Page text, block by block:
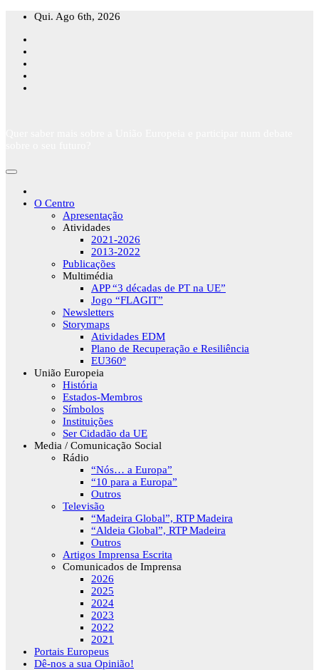
Skip
content
Qui. Ago 6th, 2026
O Centro
Apresentação
Atividades
2021-2026
2013-2022
Publicações
Multimédia
APP “3 décadas de PT na UE”
Jogo “FLAGIT”
Newsletters
Storymaps
Atividades EDM
Plano de Recuperação e Resiliência
EU360º
União Europeia
História
Estados-Membros
Símbolos
Instituições
Ser Cidadão da UE
Media / Comunicação Social
Rádio
“Nós… a Europa”
“10 para a Europa”
Outros
Televisão
“Madeira Global”, RTP Madeira
“Aldeia Global”, RTP Madeira
Outros
Artigos Imprensa Escrita
Comunicados de Imprensa
2026
2025
2024
2023
2022
2021
Portais Europeus
Dê-nos a sua Opinião!